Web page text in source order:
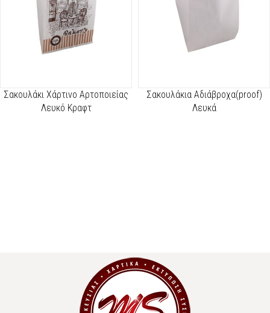
Σακουλάκι Χάρτινο Αρτοποιείας
Λευκό Κραφτ
Σακουλάκια Αδιάβροχα(proof)
Λευκά